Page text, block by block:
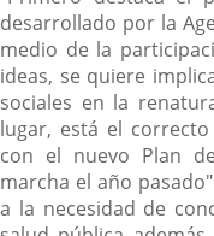
desarrollado por la
medio de la
ideas, se quiere
sociales en la
lugar, está el
con el nuevo Plan
marcha el año
a la necesidad de